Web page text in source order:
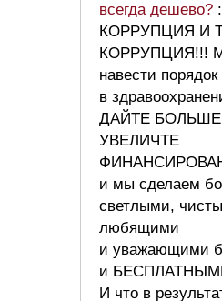
всегда дешево? :
КОРРУПЦИЯ И
КОРРУПЦИЯ!!!
навести порядок
в
ДАЙТЕ
УВЕЛИЧТЕ
и мы сделаем
светлыми,
любящими
и уважающими
и
И что в